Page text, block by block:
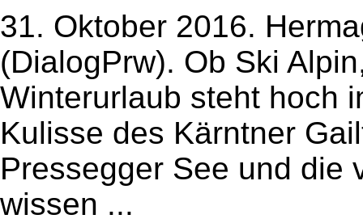
31. Oktober 2016.
(DialogPrw). Ob Ski
Winterurlaub steht hoch
Kulisse des Kärntner
Pressegger See und die
wissen ...